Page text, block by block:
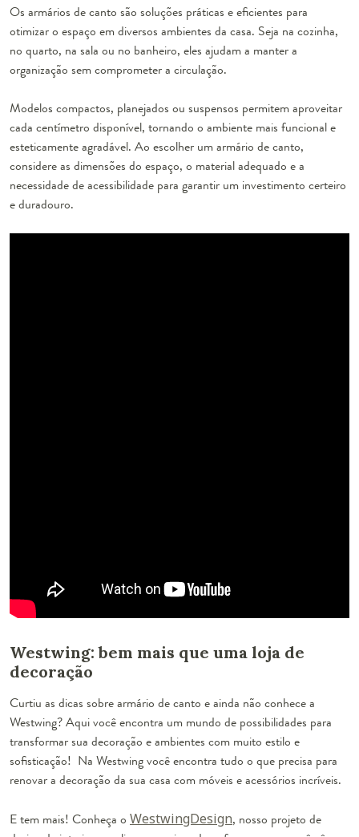
Os armários de canto são soluções práticas e eficientes para
otimizar o espaço em diversos ambientes da casa. Seja na cozinha,
no quarto, na sala ou no banheiro, eles ajudam a manter a
organização sem comprometer a circulação.
Modelos compactos, planejados ou suspensos permitem aproveitar
cada centímetro disponível, tornando o ambiente mais funcional e
esteticamente agradável. Ao escolher um armário de canto,
considere as dimensões do espaço, o material adequado e a
necessidade de acessibilidade para garantir um investimento certeiro
e duradouro.
Westwing: bem mais que uma loja de
decoração
Curtiu as dicas sobre armário de canto e ainda não conhece a
Westwing? Aqui você encontra um mundo de possibilidades para
transformar sua decoração e ambientes com muito estilo e
sofisticação! Na Westwing você encontra tudo o que precisa para
renovar a decoração da sua casa com móveis e acessórios incríveis.
E tem mais! Conheça o WestwingDesign, nosso projeto de